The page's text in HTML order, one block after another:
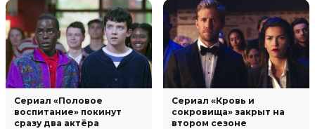
Сериал «Половое
воспитание» покинут
сразу два актёра
Сериал «Кровь и
сокровища» закрыт на
втором сезоне